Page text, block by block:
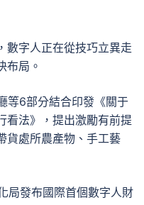
數字人正在從技巧立異走
布局。
等6部分結合印發《關于
看法》，提出激勵有前提
貨處所農產物、手工藝
局發布國際首個數字人財